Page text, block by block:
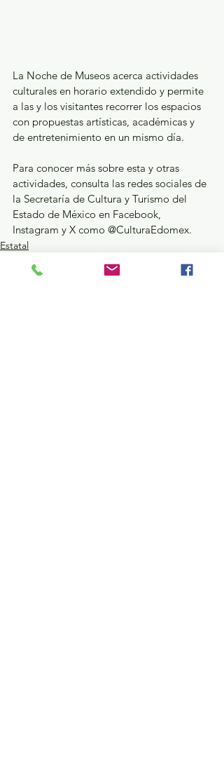
La Noche de Museos acerca actividades
culturales en horario extendido y permite
a las y los visitantes recorrer los espacios
con propuestas artísticas, académicas y
de entretenimiento en un mismo día.
Para conocer más sobre esta y otras
actividades, consulta las redes sociales de
la Secretaría de Cultura y Turismo del
Estado de México en Facebook,
Instagram y X como @CulturaEdomex.
Estatal